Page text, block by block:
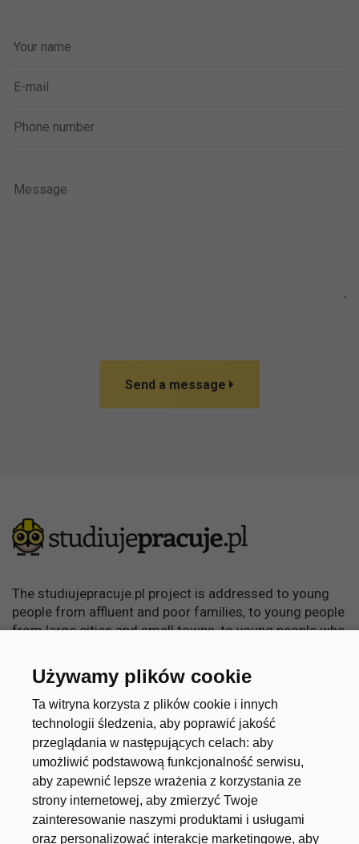
Używamy plików cookie
Ta witryna korzysta z plików cookie i innych
technologii śledzenia, aby poprawić jakość
przeglądania w następujących celach: aby
umożliwić podstawową funkcjonalność serwisu,
aby zapewnić lepsze wrażenia z korzystania ze
strony internetowej, aby zmierzyć Twoje
zainteresowanie naszymi produktami i usługami
oraz personalizować interakcje marketingowe, aby
Send a message
The studiujepracuje.pl project is addressed to young
people from affluent and poor families, to young people
from large cities and small towns, to young people who
something in life.
Useful links
About the project
Universities and Schools
Job offers
Account
Create an account
Log in